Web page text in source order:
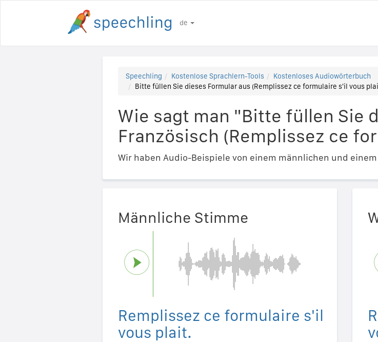
de
Speechling Kostenlose Sprachlern-Tools
Kostenloses Audiowörterbuch
Bitte füllen Sie dieses Formular aus (Remplissez ce formulaire s'il vous
Wie sagt man "Bitte füllen Sie
Französisch (Remplissez ce
Wir haben Audio-Beispiele von einem männlichen und
Männliche Stimme
Remplissez ce formulaire s'il
vous plait.